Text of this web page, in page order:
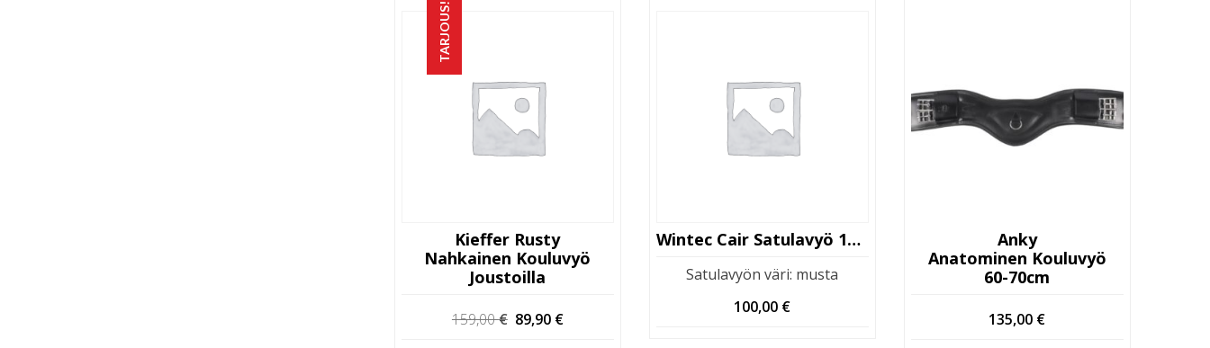
TARJOUS!
Kieffer Rusty
Nahkainen Kouluvyö
Joustoilla
159,00€ Alkuperäinen
89,90 €
Wintec Cair Satulavyö 120cm
Satulavyön väri: musta
100,00 €
Anky
Anatominen Kouluvyö
60-70cm
135,00 €